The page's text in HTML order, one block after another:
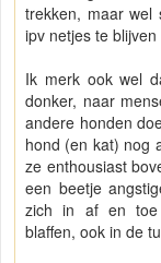
trekken, maar wel
ipv netjes te
Ik merk ook wel
donker, naar
andere honden
hond (en kat) nog
ze enthousiast
een beetje
zich in af en toe
blaffen, ook in de